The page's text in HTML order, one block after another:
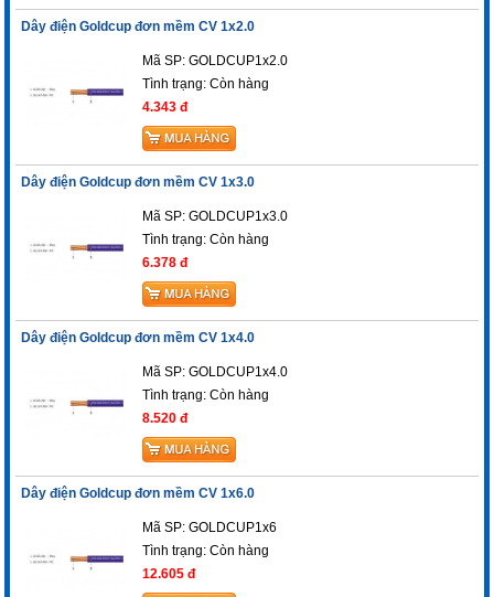
Dây điện Goldcup đơn mềm CV 1x2.0
Mã SP: GOLDCUP1x2.0
Tình trạng:Còn hàng
4.343 đ
Dây điện Goldcup đơn mềm CV 1x3.0
Mã SP: GOLDCUP1x3.0
Tình trạng:Còn hàng
6.378 đ
Dây điện Goldcup đơn mềm CV 1x4.0
Mã SP: GOLDCUP1x4.0
Tình trạng:Còn hàng
8.520 đ
Dây điện Goldcup đơn mềm CV 1x6.0
Mã SP: GOLDCUP1x6
Tình trạng:Còn hàng
12.605 đ